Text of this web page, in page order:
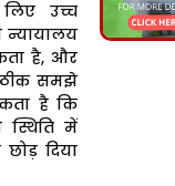
उच्च
है, और
ठीक समझे
है कि
स्थिति में
दिया